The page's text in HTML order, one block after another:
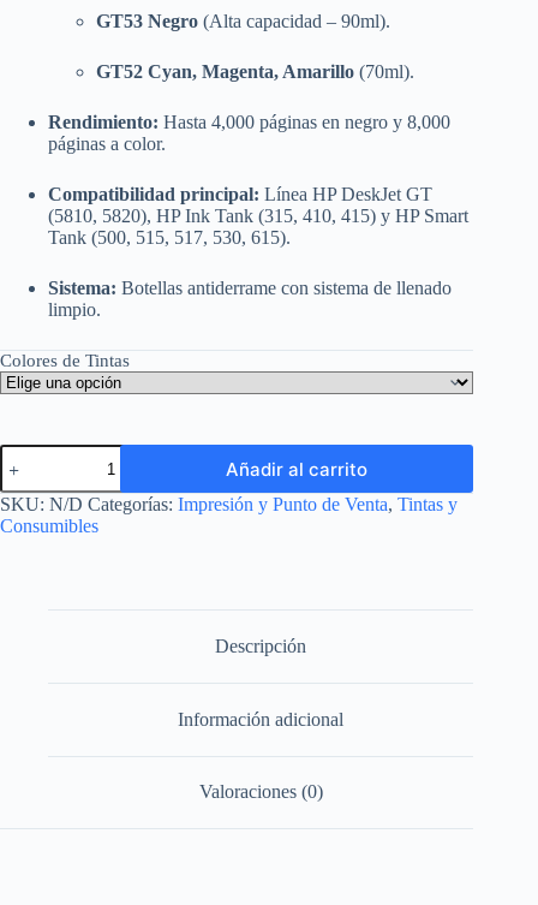
GT53 Negro (Alta capacidad – 90ml).
GT52 Cyan, Magenta, Amarillo (70ml).
Rendimiento: Hasta 4,000 páginas en negro y 8,000
páginas a color.
Compatibilidad principal: Línea HP DeskJet GT
(5810, 5820), HP Ink Tank (315, 410, 415) y HP Smart
Tank (500, 515, 517, 530, 615).
Sistema: Botellas antiderrame con sistema de llenado
limpio.
Colores de Tintas
Botella
de
Tinta
Original
HP
cantidad
Añadir al carrito
SKU: N/D Categorías: Impresión y Punto de Venta, Tintas y
Consumibles
Descripción
Información adicional
Valoraciones (0)